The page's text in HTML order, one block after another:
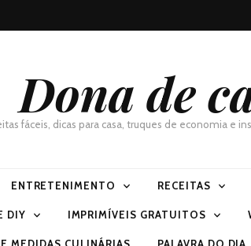
Dona de
fáceis, dicas para casa, truques de economia e
ENTRETENIMENTO RECEITAS
DIY IMPRIMÍVEIS GRATUITOS